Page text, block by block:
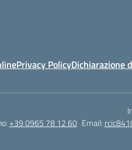
Privacy PolicyDichiarazione
+39 0965 78 12 60 Email: